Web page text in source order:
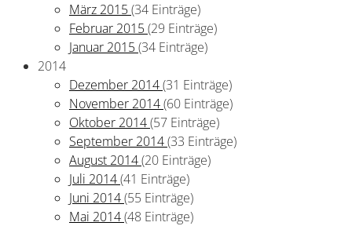
März 2015(34 Einträge)
Februar 2015(29 Einträge)
Januar 2015(34 Einträge)
2014
Dezember 2014(31 Einträge)
November 2014(60 Einträge)
Oktober 2014(57 Einträge)
September 2014(33 Einträge)
August 2014(20 Einträge)
Juli 2014(41 Einträge)
Juni 2014(55 Einträge)
Mai 2014(48 Einträge)